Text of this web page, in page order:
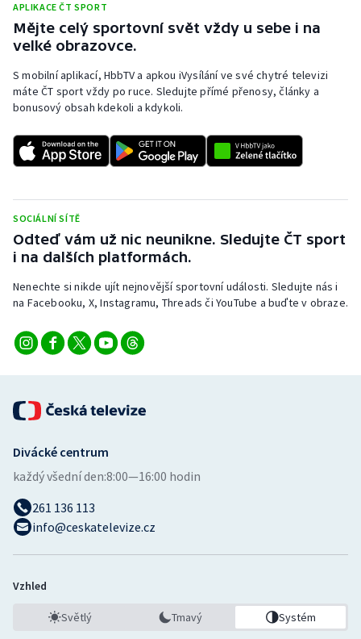
APLIKACE ČT SPORT
Mějte celý sportovní svět vždy u sebe i na
velké obrazovce.
S mobilní aplikací, HbbTV a apkou iVysílání ve své chytré televizi
máte ČT sport vždy po ruce. Sledujte přímé přenosy, články a
bonusový obsah kdekoli a kdykoli.
SOCIÁLNÍ SÍTĚ
Odteď vám už nic neunikne. Sledujte ČT sport
i na dalších platformách.
Nenechte si nikde ujít nejnovější sportovní události. Sledujte nás i
na Facebooku, X, Instagramu, Threads či YouTube a buďte v obraze.
Divácké centrum
každý všední den:8:00—16:00 hodin
261 136 113
info@ceskatelevize.cz
Vzhled
Světlý Tmavý Systém